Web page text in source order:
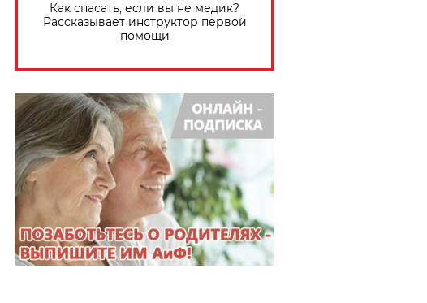
Как спасать, если вы не медик?
Рассказывает инструктор первой
помощи